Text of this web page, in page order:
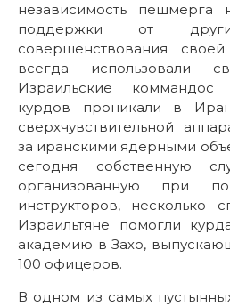
независимость пешмерга
поддержки от
совершенствования
всегда использовали
Израильские
курдов проникали в
сверхчувствительной
за иранскими ядерными
сегодня собственную
организованную при
инструкторов, несколько
Израильтяне помогли
академию в Захо,
100 офицеров.
В одном из самых